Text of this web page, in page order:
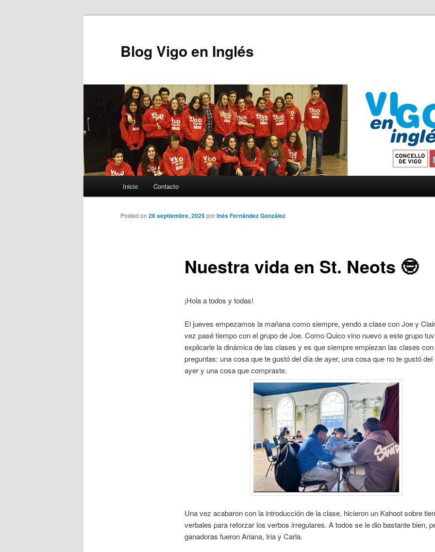
Blog Vigo en Inglés
Ir al contenido principal
Inicio Contacto
Nuestra vida en St. Neots 🤓
Posted on 26 septiembre, 2025porInés Fernández González
¡Hola a todos y todas!
El jueves empezamos la mañana como siempre, yendo a clase con Joe y
vez pasé tiempo con el grupo de Joe. Como Quico vino nuevo a este grupo
explicarle la dinámica de las clases y es que siempre empiezan las clases
preguntas: una cosa que te gustó del día de ayer, una cosa que no te gustó del
ayer y una cosa que compraste.
Una vez acabaron con la introducción de la clase, hicieron un Kahoot sobre
verbales para reforzar los verbos irregulares. A todos se le dio bastante bien,
ganadoras fueron Ariana, Iria y Carla.